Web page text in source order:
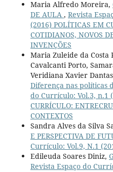
Maria Alfredo Moreira,
DE AULA , Revista
(2016) POLÍTICAS EM
COTIDIANOS, NOVOS
INVENÇÕES
Maria Zuleide da Costa
Cavalcanti Porto,
Veridiana Xavier
Diferença nas políticas
do Currículo: Vol.3, n.1
CURRÍCULO:
CONTEXTOS
Sandra Alves da Silva
E PERSPECTIVA DE
Currículo: Vol.9, N.1
Edileuda Soares Diniz,
Revista Espaço do